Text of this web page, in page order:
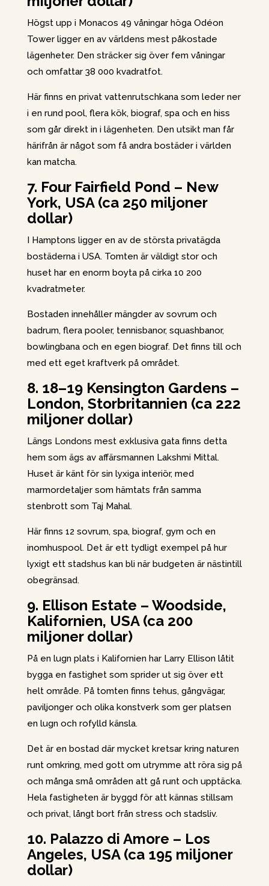
Högst upp i Monacos 49 våningar höga Odéon
Tower ligger en av världens mest påkostade
lägenheter. Den sträcker sig över fem våningar
och omfattar 38 000 kvadratfot.
Här finns en privat vattenrutschkana som leder ner
i en rund pool, flera kök, biograf, spa och en hiss
som går direkt in i lägenheten. Den utsikt man får
härifrån är något som få andra bostäder i världen
kan matcha.
7. Four Fairfield Pond – New
York, USA (ca 250 miljoner
dollar)
I Hamptons ligger en av de största privatägda
bostäderna i USA. Tomten är väldigt stor och
huset har en enorm boyta på cirka 10 200
kvadratmeter.
Bostaden innehåller mängder av sovrum och
badrum, flera pooler, tennisbanor, squashbanor,
bowlingbana och en egen biograf. Det finns till och
med ett eget kraftverk på området.
8. 18–19 Kensington Gardens –
London, Storbritannien (ca 222
miljoner dollar)
Längs Londons mest exklusiva gata finns detta
hem som ägs av affärsmannen Lakshmi Mittal.
Huset är känt för sin lyxiga interiör, med
marmordetaljer som hämtats från samma
stenbrott som Taj Mahal.
Här finns 12 sovrum, spa, biograf, gym och en
inomhuspool. Det är ett tydligt exempel på hur
lyxigt ett stadshus kan bli när budgeten är nästintill
obegränsad.
9. Ellison Estate – Woodside,
Kalifornien, USA (ca 200
miljoner dollar)
På en lugn plats i Kalifornien har Larry Ellison låtit
bygga en fastighet som sprider ut sig över ett
helt område. På tomten finns tehus, gångvägar,
paviljonger och olika konstverk som ger platsen
en lugn och rofylld känsla.
Det är en bostad där mycket kretsar kring naturen
runt omkring, med gott om utrymme att röra sig på
och många små områden att gå runt och upptäcka.
Hela fastigheten är byggd för att kännas stillsam
och privat, långt bort från stress och stadsliv.
10. Palazzo di Amore – Los
Angeles, USA (ca 195 miljoner
dollar)